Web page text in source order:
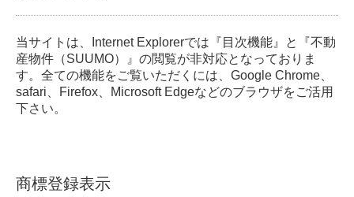
当サイトは、Internet Explorerでは『目次機能』と『不動
産物件（SUUMO）』の閲覧が非対応となっておりま
す。全ての機能をご覧いただくには、Google Chrome、
safari、Firefox、Microsoft Edgeなどのブラウザをご活用
下さい。
商標登録表示